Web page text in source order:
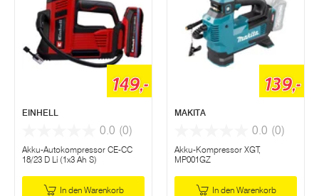
149,-
EINHELL
0.0 (0)
Akku-Autokompressor CE-CC
18/23 D Li (1x3 Ah S)
In den Warenkorb
139,-
MAKITA
0.0 (0)
Akku-Kompressor XGT,
MP001GZ
In den Warenkorb